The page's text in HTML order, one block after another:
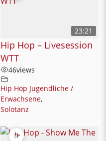
23:21
Hip Hop – Livesession
WTT
46views
Hip Hop Jugendliche /
Erwachsene,
Solotanz